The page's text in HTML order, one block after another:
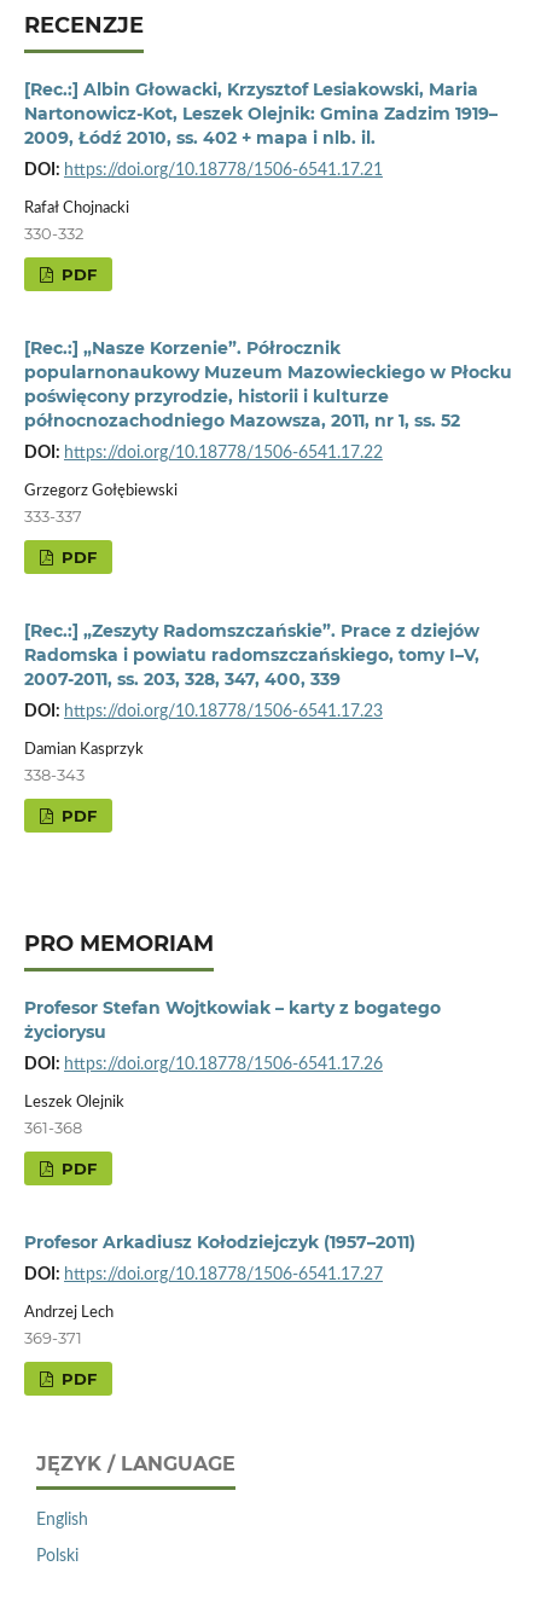
RECENZJE
[Rec.:] Albin Głowacki, Krzysztof Lesiakowski, Maria
Nartonowicz-Kot, Leszek Olejnik: Gmina Zadzim 1919–
2009, Łódź 2010, ss. 402 + mapa i nlb. il.
DOI: https://doi.org/10.18778/1506-6541.17.21
Rafał Chojnacki
330-332
PDF
[Rec.:] „Nasze Korzenie”. Półrocznik
popularnonaukowy Muzeum Mazowieckiego w Płocku
poświęcony przyrodzie, historii i kulturze
północnozachodniego Mazowsza, 2011, nr 1, ss. 52
DOI: https://doi.org/10.18778/1506-6541.17.22
Grzegorz Gołębiewski
333-337
PDF
[Rec.:] „Zeszyty Radomszczańskie”. Prace z dziejów
Radomska i powiatu radomszczańskiego, tomy I–V,
2007-2011, ss. 203, 328, 347, 400, 339
DOI: https://doi.org/10.18778/1506-6541.17.23
Damian Kasprzyk
338-343
PDF
PRO MEMORIAM
Profesor Stefan Wojtkowiak – karty z bogatego
życiorysu
DOI: https://doi.org/10.18778/1506-6541.17.26
Leszek Olejnik
361-368
PDF
Profesor Arkadiusz Kołodziejczyk (1957–2011)
DOI: https://doi.org/10.18778/1506-6541.17.27
Andrzej Lech
369-371
PDF
JĘZYK / LANGUAGE
English
Polski